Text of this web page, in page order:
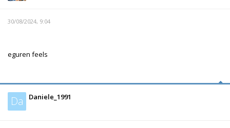
30/08/2024, 9:04
eguren feels
Da Daniele_1991